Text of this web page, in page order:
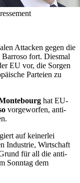
Attacken gegen die
fort. Diesmal
EU vor, die Sorgen
Parteien zu
hat EU-
vorgeworfen, anti-
auf keinerlei
Industrie, Wirtschaft
für all die anti-
Sonntag dem